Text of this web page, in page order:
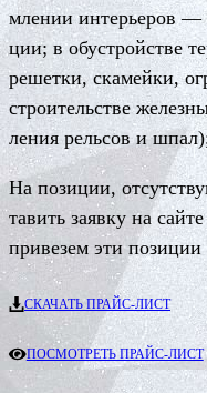
мле­нии ин­терь­е­ров
ции; в о­бус­трой­стве
ре­шет­ки, ска­мей­ки,
стро­и­тель­стве
ле­ния рель­сов и
На по­зи­ции,
та­вить за­яв­ку на
при­ве­зем э­ти по­зи­ции
СКАЧАТЬ ПРАЙС-ЛИСТ
ПОСМОТРЕТЬ ПРАЙС-ЛИСТ